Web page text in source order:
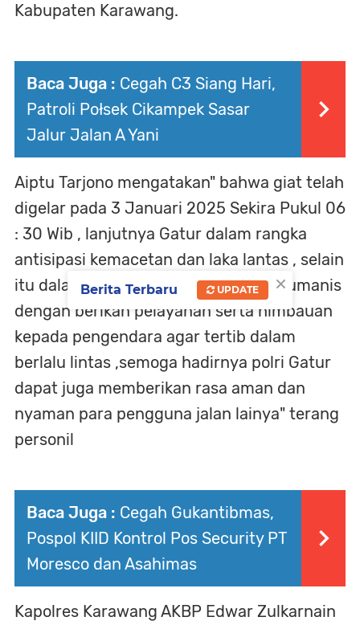
Kabupaten Karawang.
Baca Juga : Cegah C3 Siang Hari,
Patroli Połsek Cikampek Sasar
Jalur Jalan A Yani
Aiptu Tarjono mengatakan" bahwa giat telah
digelar pada 3 Januari 2025 Sekira Pukul 06
: 30 Wib , lanjutnya Gatur dalam rangka
antisipasi kemacetan dan laka lantas , selain
itu dalam gatur dilakukan juga giat humanis
dengan berikan pelayanan serta himbauan
kepada pengendara agar tertib dalam
berlalu lintas ,semoga hadirnya polri Gatur
dapat juga memberikan rasa aman dan
nyaman para pengguna jalan lainya" terang
personil
Baca Juga : Cegah Gukantibmas,
Pospol KIID Kontrol Pos Security PT
Moresco dan Asahimas
Kapolres Karawang AKBP Edwar Zulkarnain
×
Berita Terbaru UPDATE